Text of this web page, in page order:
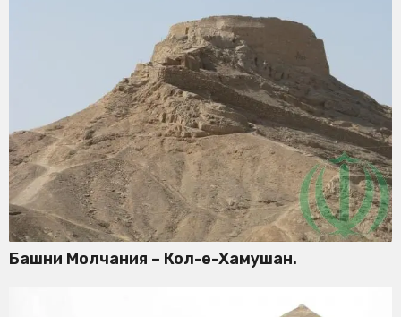
Башни Молчания – Кол-е-Хамушан.